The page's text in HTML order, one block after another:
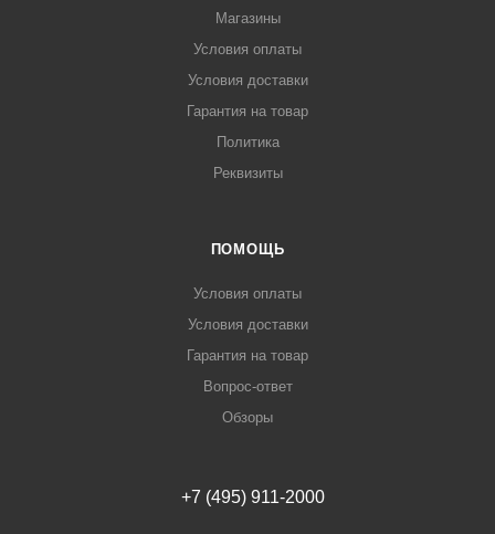
Магазины
Условия оплаты
Условия доставки
Гарантия на товар
Политика
Реквизиты
ПОМОЩЬ
Условия оплаты
Условия доставки
Гарантия на товар
Вопрос-ответ
Обзоры
+7 (495) 911-2000